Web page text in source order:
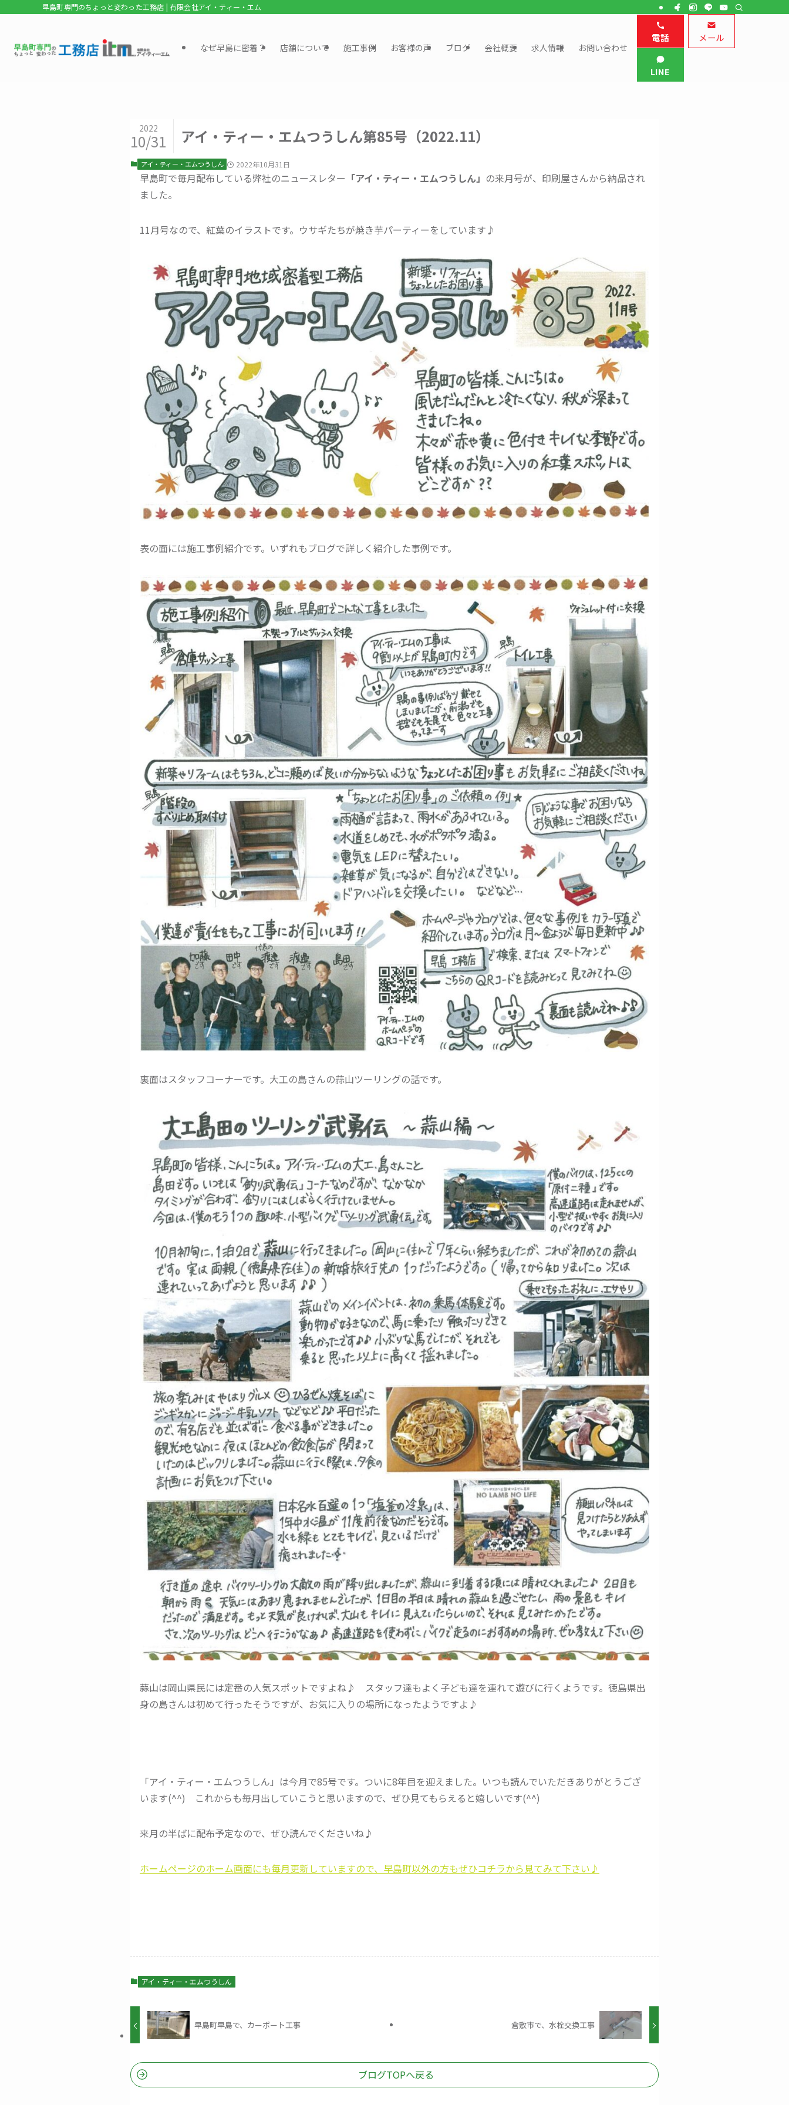
早島町専門のちょっと変わった工務店 | 有限会社アイ・ティー・エム
なぜ早島に密着？ 店舗について 施工事例 お客様の声 ブログ 会社概要 求人情報 お問い合わせ
電話 メール
LINE
アイ・ティー・エムつうしん第85号（2022.11）
2022
10/31
アイ・ティー・エムつうしん 2022年10月31日
早島町で毎月配布している弊社のニュースレター 「アイ・ティー・エムつうしん」 の来月号が、印刷屋さんから納品され
ました。
11月号なので、紅葉のイラストです。ウサギたちが焼き芋パーティーをしています♪
表の面には施工事例紹介です。いずれもブログで詳しく紹介した事例です。
裏面はスタッフコーナーです。大工の島さんの蒜山ツーリングの話です。
蒜山は岡山県民には定番の人気スポットですよね♪ スタッフ達もよく子ども達を連れて遊びに行くようです。徳島県出
身の島さんは初めて行ったそうですが、お気に入りの場所になったようですよ♪
「アイ・ティー・エムつうしん」は今月で85号です。ついに8年目を迎えました。いつも読んでいただきありがとうござ
います(^^) これからも毎月出していこうと思いますので、ぜひ見てもらえると嬉しいです(^^)
来月の半ばに配布予定なので、ぜひ読んでくださいね♪
ホームページのホーム画面にも毎月更新していますので、早島町以外の方もぜひコチラから見てみて下さい♪
アイ・ティー・エムつうしん
早島町早島で、カーポート工事 倉敷市で、水栓交換工事
ブログTOPへ戻る